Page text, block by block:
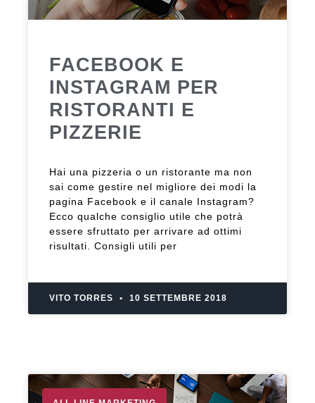
FACEBOOK E
INSTAGRAM PER
RISTORANTI E
PIZZERIE
Hai una pizzeria o un ristorante ma non
sai come gestire nel migliore dei modi la
pagina Facebook e il canale Instagram?
Ecco qualche consiglio utile che potrà
essere sfruttato per arrivare ad ottimi
risultati. Consigli utili per
VITO TORRES 10 SETTEMBRE 2018